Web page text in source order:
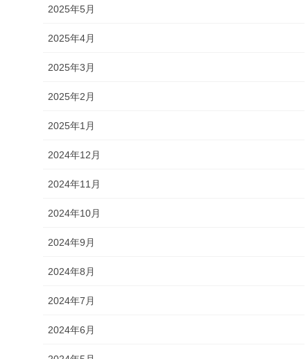
2025年5月
2025年4月
2025年3月
2025年2月
2025年1月
2024年12月
2024年11月
2024年10月
2024年9月
2024年8月
2024年7月
2024年6月